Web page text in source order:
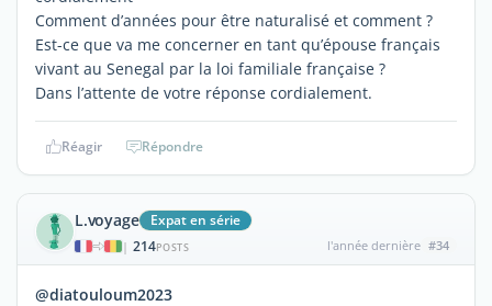
Comment d’années pour être naturalisé et comment ?
Est-ce que va me concerner en tant qu’épouse français
vivant au Senegal par la loi familiale française ?
Dans l’attente de votre réponse cordialement.
Réagir Répondre
L.voyage Expat en série
| 214POSTS l'année dernière #34
@diatouloum2023